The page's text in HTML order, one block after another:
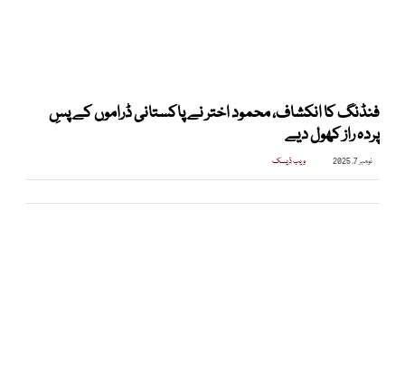
فنڈنگ کا انکشاف، محمود اختر نے پاکستانی ڈراموں کے پسِ
پردہ راز کھول دیے
نومبر 7, 2025 ویب ڈیسک